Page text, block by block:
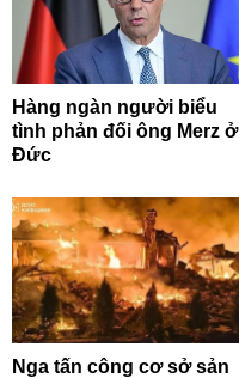
Hàng ngàn người biểu
tình phản đối ông Merz ở
Đức
Nga tấn công cơ sở sản